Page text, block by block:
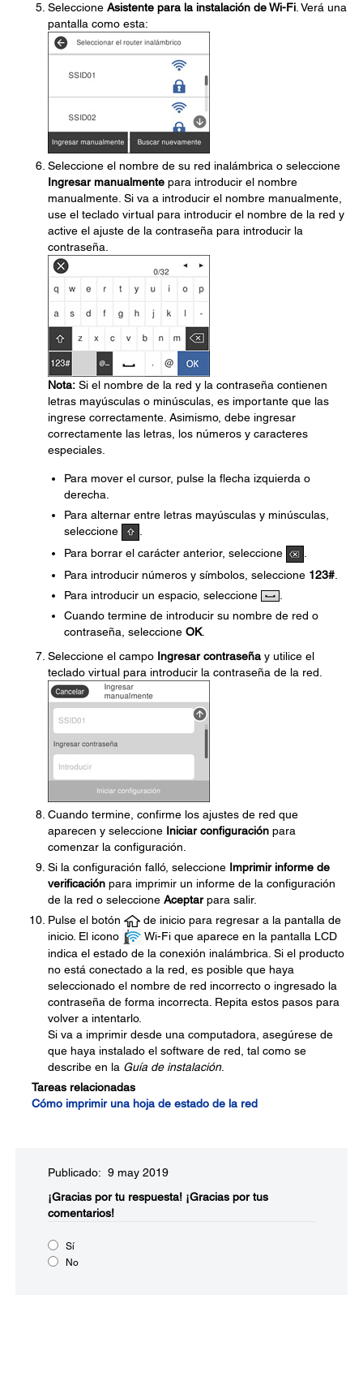
Seleccione Asistente para la instalación de Wi-Fi . Verá una
pantalla como esta:
Seleccione el nombre de su red inalámbrica o seleccione
Ingresar manualmente para introducir el nombre
manualmente. Si va a introducir el nombre manualmente,
use el teclado virtual para introducir el nombre de la red y
active el ajuste de la contraseña para introducir la
contraseña.
Nota: Si el nombre de la red y la contraseña contienen
letras mayúsculas o minúsculas, es importante que las
ingrese correctamente. Asimismo, debe ingresar
correctamente las letras, los números y caracteres
especiales.
Para mover el cursor, pulse la flecha izquierda o
derecha.
Para alternar entre letras mayúsculas y minúsculas,
seleccione
Para borrar el carácter anterior, seleccione
Para introducir números y símbolos, seleccione 123#
Para introducir un espacio, seleccione
Cuando termine de introducir su nombre de red o
contraseña, seleccione OK.
Seleccione el campo Ingresar contraseña y utilice el
teclado virtual para introducir la contraseña de la red.
Cuando termine, confirme los ajustes de red que
aparecen y seleccione Iniciar configuración para
comenzar la configuración.
Si la configuración falló, seleccione Imprimir informe de
verificación para imprimir un informe de la configuración
de la red o seleccione Aceptarpara salir.
Pulse el botón
de inicio para regresar a la pantalla de
inicio. El icono
Wi-Fi que aparece en la pantalla LCD
indica el estado de la conexión inalámbrica. Si el producto
no está conectado a la red, es posible que haya
seleccionado el nombre de red incorrecto o ingresado la
contraseña de forma incorrecta. Repita estos pasos para
volver a intentarlo.
Si va a imprimir desde una computadora, asegúrese de
que haya instalado el software de red, tal como se
describe en la Guía de instalación.
Tareas relacionadas
Cómo imprimir una hoja de estado de la red
Publicado: 9 may 2019
¡Gracias por tu respuesta! ¡Gracias por tus
comentarios!
Sí
No